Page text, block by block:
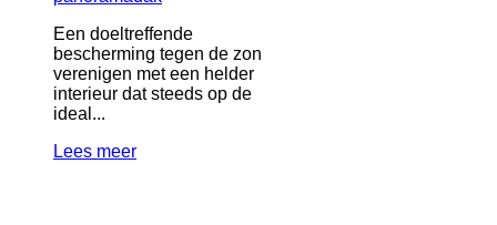
Een doeltreffende
bescherming tegen de zon
verenigen met een helder
interieur dat steeds op de
ideal...
Lees meer